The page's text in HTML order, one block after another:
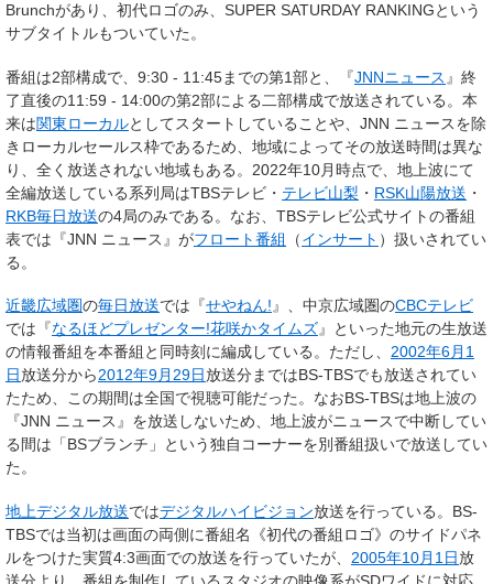
Brunchがあり、初代ロゴのみ、 SUPER SATURDAY RANKINGという
サブタイトルもついていた。
番組は2部構成で、9:30 - 11:45までの第1部と、『JNNニュース 』終
了直後の11:59 - 14:00の第2部による二部構成で放送されている。本
来は関東ローカルとしてスタートしていることや、JNN ニュースを除
きローカルセールス枠であるため、地域によってその放送時間は異な
り、全く放送されない地域もある。2022年10月時点で、地上波にて
全編放送している系列局はTBSテレビ・ テレビ山梨 ・ RSK山陽放送 ・
RKB毎日放送の4局のみである。なお、TBSテレビ公式サイトの番組
表では『JNN ニュース』がフロート番組 （インサート ）扱いされてい
る。
近畿広域圏の毎日放送では『せやねん!』、中京広域圏のCBCテレビ
では『なるほどプレゼンター!花咲かタイムズ』といった地元の生放送
の情報番組を本番組と同時刻に編成している。ただし、 2002年6月1
日放送分から2012年9月29日放送分まではBS-TBSでも放送されてい
たため、この期間は全国で視聴可能だった。なおBS-TBSは地上波の
『JNN ニュース』を放送しないため、地上波がニュースで中断してい
る間は「BSブランチ」という独自コーナーを別番組扱いで放送してい
た。
地上デジタル放送ではデジタルハイビジョン放送を行っている。BS-
TBSでは当初は画面の両側に番組名《初代の番組ロゴ》のサイドパネ
ルをつけた実質4:3画面での放送を行っていたが、 2005年10月1日放